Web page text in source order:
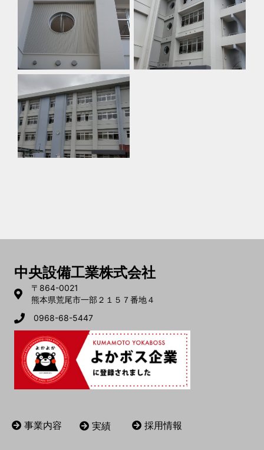
中央設備工業株式会社
〒864-0021
熊本県荒尾市一部２１５７番地４
0968-68-5447
事業内容 実績 採用情報